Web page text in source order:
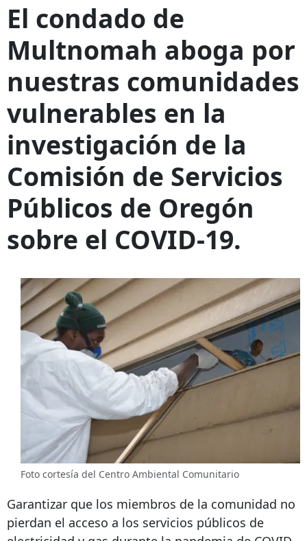
El condado de
Multnomah aboga por
nuestras comunidades
vulnerables en la
investigación de la
Comisión de Servicios
Públicos de Oregón
sobre el COVID-19.
Foto cortesía del Centro Ambiental Comunitario
Garantizar que los miembros de la comunidad no
pierdan el acceso a los servicios públicos de